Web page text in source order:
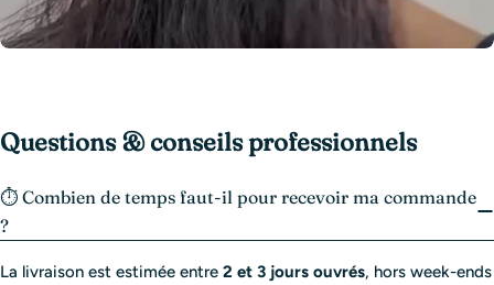
Questions & conseils professionnels
⏱️ Combien de temps faut-il pour recevoir ma commande
?
La livraison est estimée entre 2 et 3 jours ouvrés, hors week-ends